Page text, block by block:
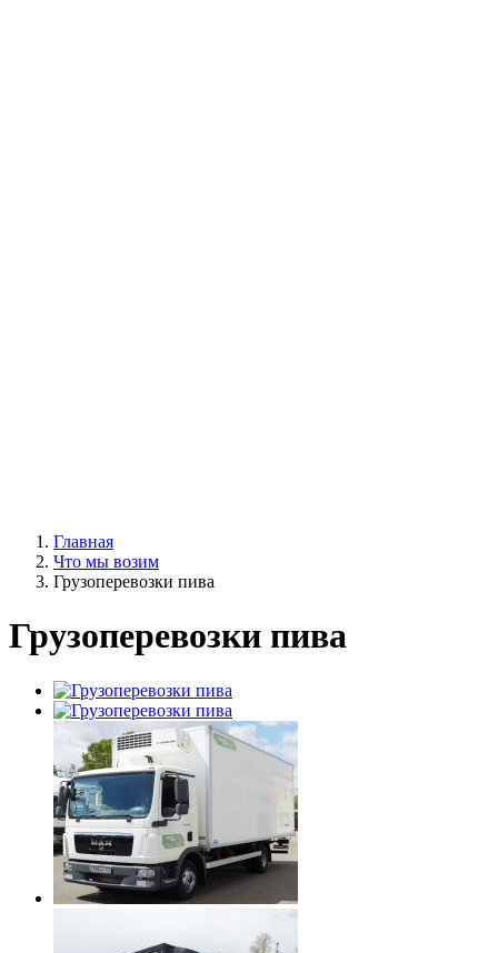
Главная
Что мы возим
Грузоперевозки пива
Грузоперевозки пива